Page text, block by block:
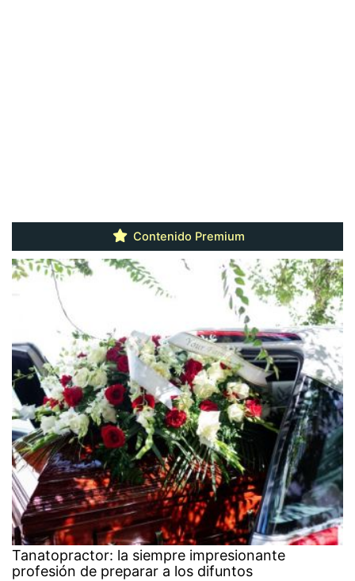
Contenido Premium
Tanatopractor: la siempre impresionante
profesión de preparar a los difuntos